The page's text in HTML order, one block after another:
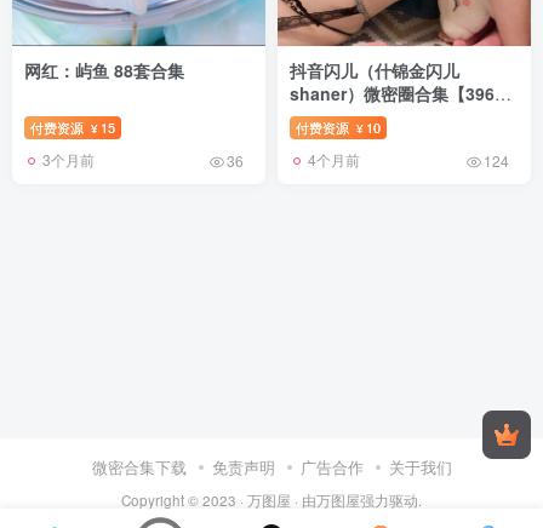
网红：屿鱼 88套合集
付费资源 ¥ 15
3个月前 36
抖音闪儿（什锦金闪儿
shaner）微密圈合集【396P
16V】
付费资源 ¥ 10
4个月前 124
微密合集下载 免责声明 广告合作 关于我们
Copyright © 2023 · 万图屋 · 由万图屋强力驱动.